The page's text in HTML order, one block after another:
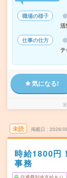
職場の様子
活
仕事の仕方
テ
気になる!
未読 掲載日 2026/
時給1800円
事務
交通費別途支給あり